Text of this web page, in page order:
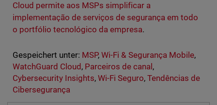
Cloud permite aos MSPs simplificar a
implementação de serviços de segurança em todo
o portfólio tecnológico da empresa.
Gespeichert unter: MSP, Wi-Fi & Segurança Mobile,
WatchGuard Cloud , Parceiros de canal ,
Cybersecurity Insights, Wi-Fi Seguro,Tendências de
Cibersegurança